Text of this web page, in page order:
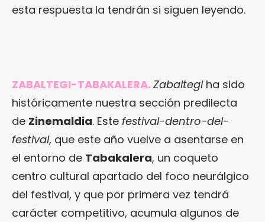
esta respuesta la tendrán si siguen leyendo.
ZABALTEGI-TABAKALERA. Zabaltegiha sido
históricamente nuestra sección predilecta
de Zinemaldia. Este festival-dentro-del-
festival, que este año vuelve a asentarse en
el entorno de Tabakalera, un coqueto
centro cultural apartado del foco neurálgico
del festival, y que por primera vez tendrá
carácter competitivo, acumula algunos de